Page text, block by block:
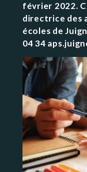
février 2022.
directrice des
écoles de
04 34